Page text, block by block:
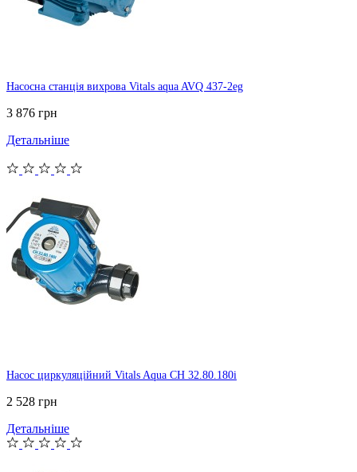
Насосна станція вихрова Vitals aqua AVQ 437-2eg
3 876 грн
Детальніше
Насос циркуляційний Vitals Aqua CH 32.80.180i
2 528 грн
Детальніше